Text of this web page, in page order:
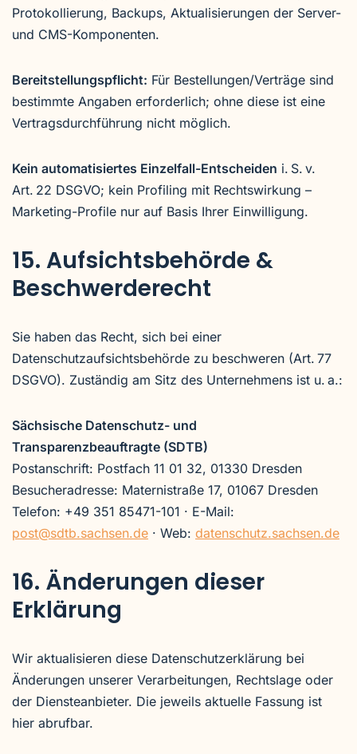
Protokollierung, Backups, Aktualisierungen der Server-
und CMS-Komponenten.
Bereitstellungspflicht: Für Bestellungen/Verträge sind
bestimmte Angaben erforderlich; ohne diese ist eine
Vertragsdurchführung nicht möglich.
Kein automatisiertes Einzelfall-Entscheiden i. S. v.
Art. 22 DSGVO; kein Profiling mit Rechtswirkung –
Marketing-Profile nur auf Basis Ihrer Einwilligung.
15. Aufsichtsbehörde &
Beschwerderecht
Sie haben das Recht, sich bei einer
Datenschutzaufsichtsbehörde zu beschweren (Art. 77
DSGVO). Zuständig am Sitz des Unternehmens ist u. a.:
Sächsische Datenschutz- und
Transparenzbeauftragte (SDTB)
Postanschrift: Postfach 11 01 32, 01330 Dresden
Besucheradresse: Maternistraße 17, 01067 Dresden
Telefon: +49 351 85471-101 · E-Mail:
post@sdtb.sachsen.de · Web: datenschutz.sachsen.de
16. Änderungen dieser
Erklärung
Wir aktualisieren diese Datenschutzerklärung bei
Änderungen unserer Verarbeitungen, Rechtslage oder
der Diensteanbieter. Die jeweils aktuelle Fassung ist
hier abrufbar.